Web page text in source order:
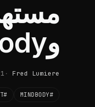
وMindbody
Fred Lumiere 1 يناير 2022
#MINDBODY
#HUBSPOT